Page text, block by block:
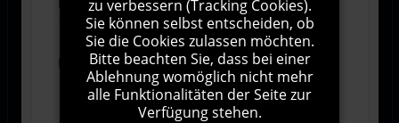
Ich stimme den Allgemeinen
Geschäftsbedingungen zu.
Ich bin damit einverstanden, dass diese Website
meine Daten über dieses Formular erhebt.
zu verbessern (Tracking Cookies).
Sie können selbst entscheiden, ob
Sie die Cookies zulassen möchten.
Bitte beachten Sie, dass bei einer
Ablehnung womöglich nicht mehr
alle Funktionalitäten der Seite zur
Verfügung stehen.